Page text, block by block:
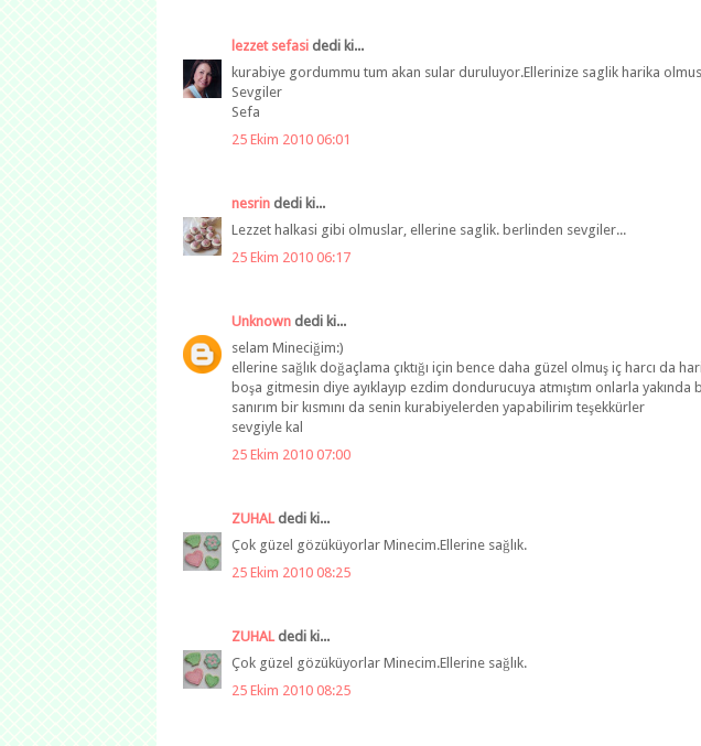
lezzet sefasi dedi ki...
kurabiye gordummu tum akan sular duruluyor.Ellerinize saglik harika
Sevgiler
Sefa
25 Ekim 2010 06:01
nesrin dedi ki...
Lezzet halkasi gibi olmuslar, ellerine saglik. berlinden sevgiler...
25 Ekim 2010 06:17
Unknown dedi ki...
selam Mineciğim:)
ellerine sağlık doğaçlama çıktığı için bence daha güzel olmuş iç harcı da
boşa gitmesin diye ayıklayıp ezdim dondurucuya atmıştım onlarla yakında
sanırım bir kısmını da senin kurabiyelerden yapabilirim teşekkürler
sevgiyle kal
25 Ekim 2010 07:00
ZUHAL dedi ki...
Çok güzel gözüküyorlar Minecim.Ellerine sağlık.
25 Ekim 2010 08:25
ZUHAL dedi ki...
Çok güzel gözüküyorlar Minecim.Ellerine sağlık.
25 Ekim 2010 08:25